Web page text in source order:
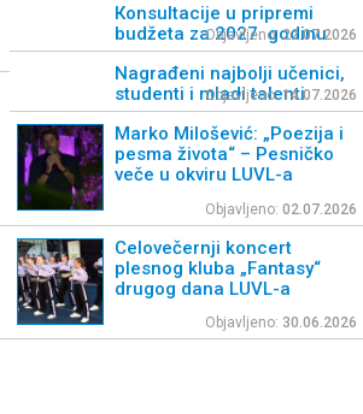
Кonsultacije u pripremi
budžeta za 2027. godinu
Objavljeno:22.07.2026
Nagrađeni najbolji učenici,
studenti i mladi talenti
Objavljeno:14.07.2026
Marko Milošević: „Poezija i
pesma života“ – Pesničko
veče u okviru LUVL-a
Objavljeno:02.07.2026
Celovečernji koncert
plesnog kluba „Fantasy“
drugog dana LUVL-a
Objavljeno: 30.06.2026